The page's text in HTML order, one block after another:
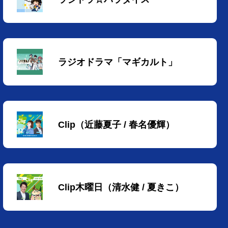
ラジオドラマ「マギカルト」
Clip（近藤夏子 / 春名優輝）
Clip木曜日（清水健 / 夏きこ）